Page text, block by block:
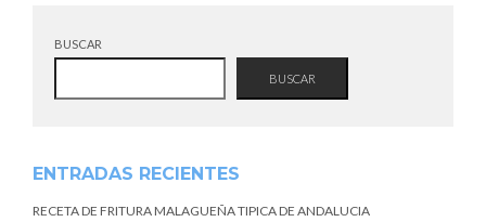
BUSCAR
BUSCAR
ENTRADAS RECIENTES
RECETA DE FRITURA MALAGUEÑA TIPICA DE ANDALUCIA